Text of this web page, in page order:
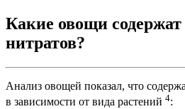
Какие овощи содержат
нитратов?
Анализ овощей показал, что
в зависимости от вида растений 4: